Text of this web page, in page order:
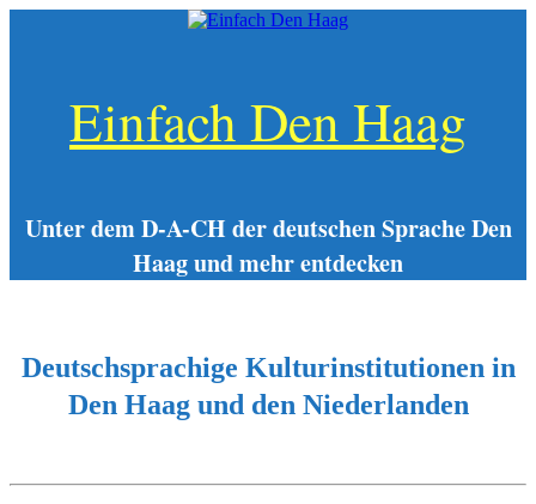
Einfach Den Haag
Unter dem D-A-CH der deutschen Sprache Den
Haag und mehr entdecken
Deutschsprachige Kulturinstitutionen in
Den Haag und den Niederlanden